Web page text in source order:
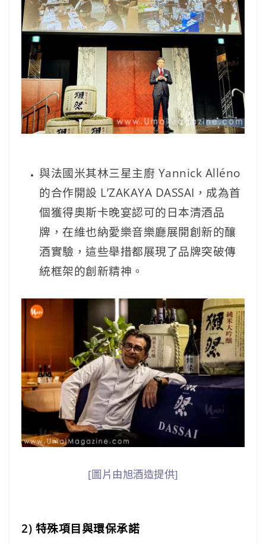
與法國米其林三星主廚 Yannick Alléno
的合作開設 L’ZAKAYA DASSAI，成為首
個獲得奧斯卡晚宴認可的日本清酒品
牌，在維也納愛樂音樂廳展開創新的釀
酒實驗，這些舉措都展現了品牌突破傳
統框架的創新精神。
[圖片由旭酒造提供]
2) 特殊項目與環保承諾